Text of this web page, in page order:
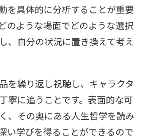
を具体的に分析することが重要
のような場面でどのような選択
、自分の状況に置き換えて考え
を繰り返し視聴し、キャラクタ
寧に追うことです。表面的な可
、その奥にある人生哲学を読み
い学びを得ることができるので